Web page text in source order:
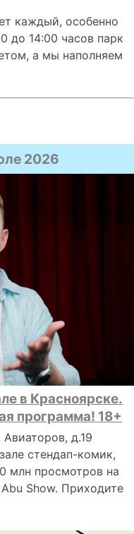
каждый, особенно
до 14:00 часов парк
а мы наполняем
2026
в Красноярске.
программа! 18+
д.19
стендап-комик,
млн просмотров на
Show. Приходите